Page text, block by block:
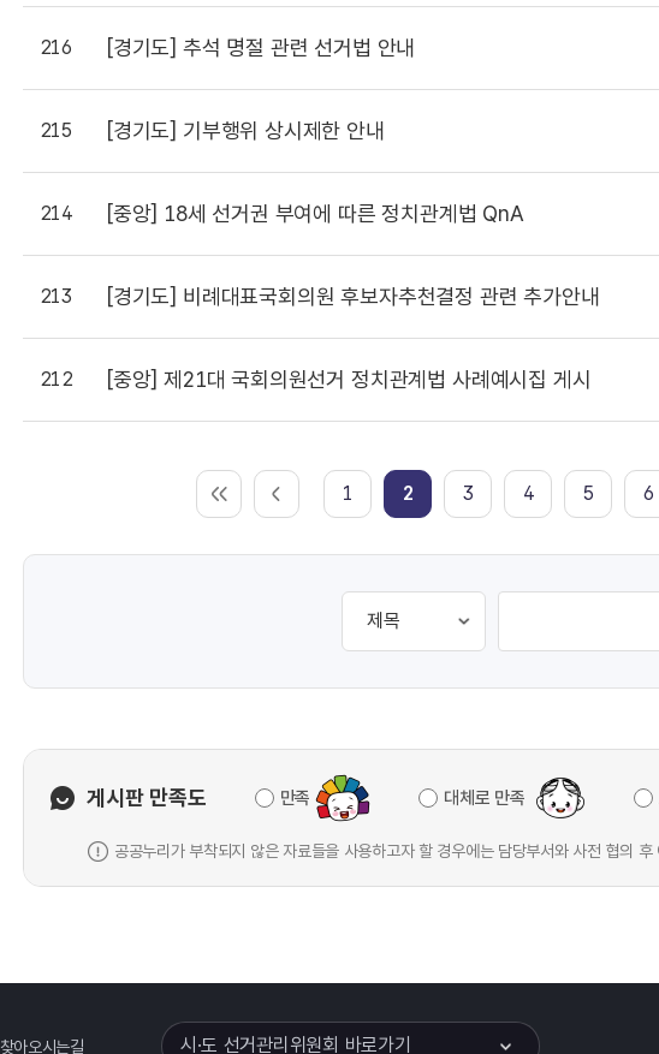
216 [경기도] 추석 명절 관련 선거법 안내
215 [경기도] 기부행위 상시제한 안내
214 [중앙] 18세 선거권 부여에 따른 정치관계법 QnA
213 [경기도] 비례대표국회의원 후보자추천결정 관련 추가안내
212 [중앙] 제21대 국회의원선거 정치관계법 사례예시집 게시
1 2 3 4 5 6
게시판 만족도 만족 대체로 만족
공공누리가 부착되지 않은 자료들을 사용하고자 할 경우에는 담당부서와 사전 협의 후
찾아오시는길 시·도 선거관리위원회 바로가기